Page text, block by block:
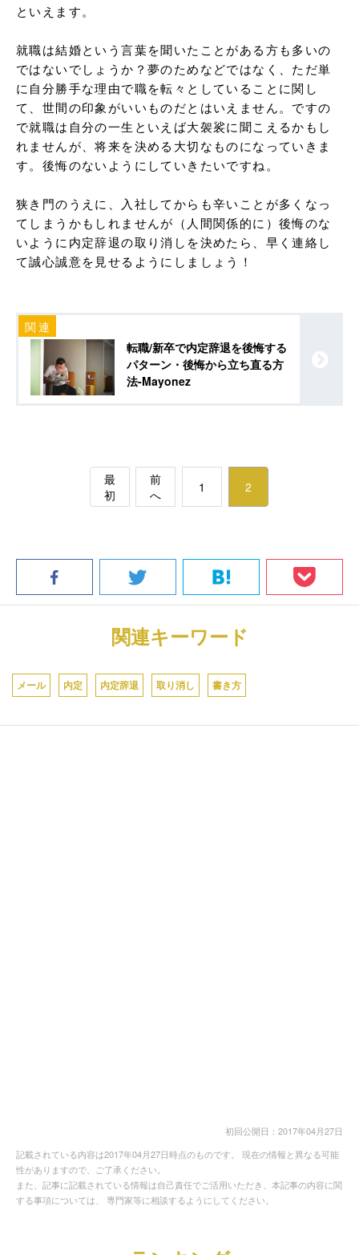
といえます。
就職は結婚という言葉を聞いたことがある方も多いの
ではないでしょうか？夢のためなどではなく、ただ単
に自分勝手な理由で職を転々としていることに関し
て、世間の印象がいいものだとはいえません。ですの
で就職は自分の一生といえば大袈裟に聞こえるかもし
れませんが、将来を決める大切なものになっていきま
す。後悔のないようにしていきたいですね。
狭き門のうえに、入社してからも辛いことが多くなっ
てしまうかもしれませんが（人間関係的に）後悔のな
いように内定辞退の取り消しを決めたら、早く連絡し
て誠心誠意を見せるようにしましょう！
転職/新卒で内定辞退を後悔する
パターン・後悔から立ち直る方
法-Mayonez
最
初
前
へ
1 2
関連キーワード
メール 内定 内定辞退 取り消し 書き方
初回公開日：2017年04月27日
記載されている内容は2017年04月27日時点のものです。 現在の情報と異なる可能
性がありますので、ご了承ください。
また、記事に記載されている情報は自己責任でご活用いただき、本記事の内容に関
する事項については、 専門家等に相談するようにしてください。